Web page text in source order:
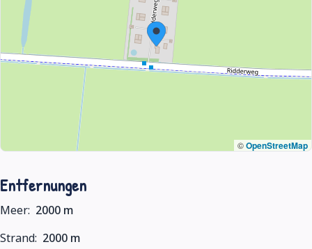
©OpenStreetMap
Entfernungen
Meer: 2000 m
Strand: 2000 m